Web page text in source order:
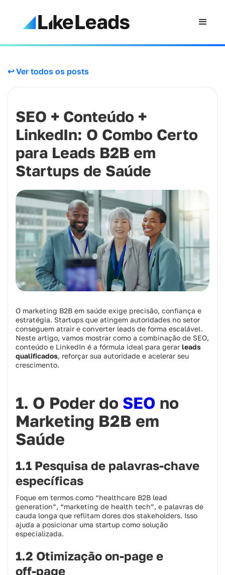
↩ Ver todos os posts
SEO + Conteúdo +
LinkedIn: O Combo Certo
para Leads B2B em
Startups de Saúde
O marketing B2B em saúde exige precisão, confiança e
estratégia. Startups que atingem autoridades no setor
conseguem atrair e converter leads de forma escalável.
Neste artigo, vamos mostrar como a combinação de SEO,
conteúdo e LinkedIn é a fórmula ideal para gerarleads
qualificados, reforçar sua autoridade e acelerar seu
crescimento.
1. O Poder do SEO no
Marketing B2B em
Saúde
1.1 Pesquisa de palavras-chave
específicas
Foque em termos como “healthcare B2B lead
generation”, “marketing de health tech”, e palavras de
cauda longa que reflitam dores dos stakeholders. Isso
ajuda a posicionar uma startup como solução
especializada.
1.2 Otimização on‑page e
off‑page